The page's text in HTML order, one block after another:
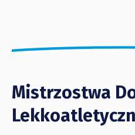
Mistrzostwa